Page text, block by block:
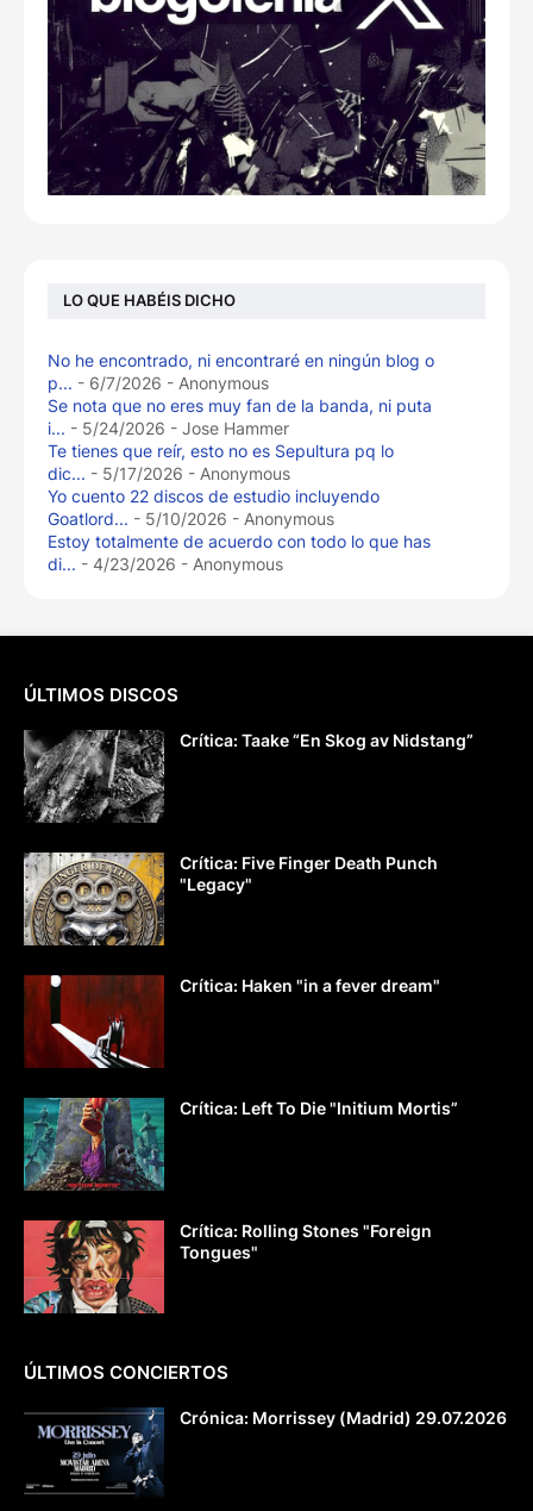
LO QUE HABÉIS DICHO
No he encontrado, ni encontraré en ningún blog o
p... - 6/7/2026 - Anonymous
Se nota que no eres muy fan de la banda, ni puta
i... - 5/24/2026 - Jose Hammer
Te tienes que reír, esto no es Sepultura pq lo
dic... - 5/17/2026 - Anonymous
Yo cuento 22 discos de estudio incluyendo
Goatlord... - 5/10/2026 - Anonymous
Estoy totalmente de acuerdo con todo lo que has
di... - 4/23/2026 - Anonymous
ÚLTIMOS DISCOS
Crítica: Taake “En Skog av Nidstang”
Crítica: Five Finger Death Punch
"Legacy"
Crítica: Haken "in a fever dream"
Crítica: Left To Die "Initium Mortis”
Crítica: Rolling Stones "Foreign
Tongues"
ÚLTIMOS CONCIERTOS
Crónica: Morrissey (Madrid) 29.07.2026